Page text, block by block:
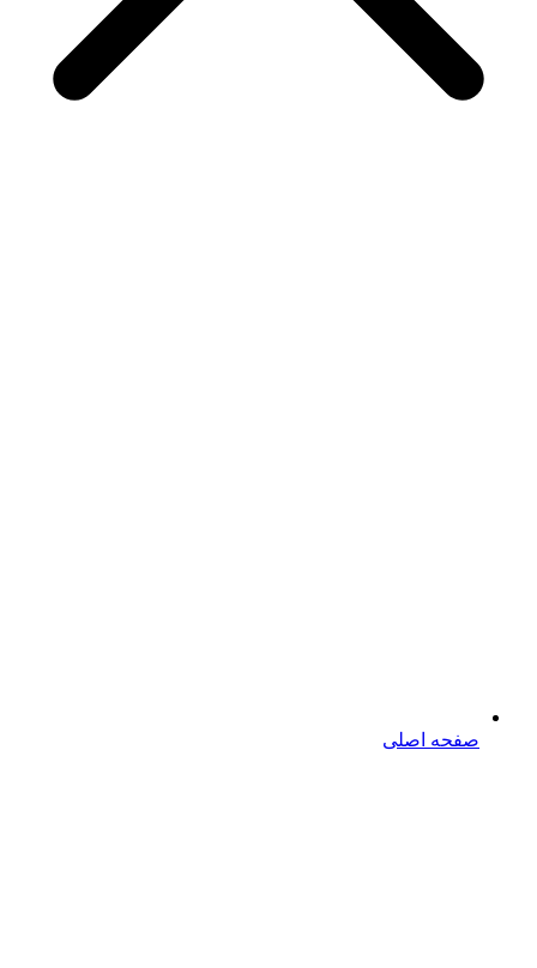
صفحه اصلی